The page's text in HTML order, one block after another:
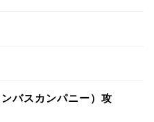
バスカンパニー）攻